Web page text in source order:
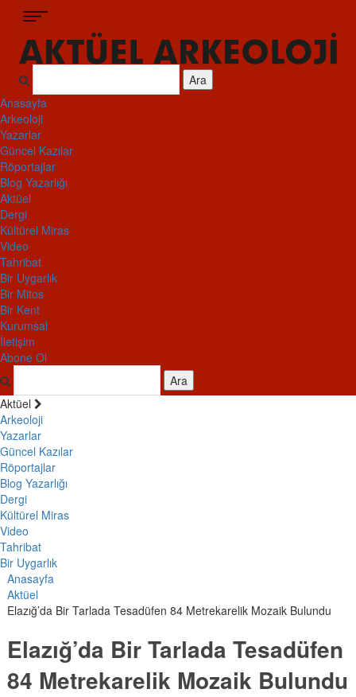
Ara
Anasayfa
Arkeoloji
Yazarlar
Güncel Kazılar
Röportajlar
Blog Yazarlığı
Aktüel
Dergi
Kültürel Miras
Video
Tahribat
Bir Uygarlık
Bir Mitos
Bir Kent
Kurumsal
İletişim
Abone Ol
Ara
Aktüel
Arkeoloji
Yazarlar
Güncel Kazılar
Röportajlar
Blog Yazarlığı
Dergi
Kültürel Miras
Video
Tahribat
Bir Uygarlık
Anasayfa
Aktüel
Elazığ’da Bir Tarlada Tesadüfen 84 Metrekarelik Mozaik Bulundu
Elazığ’da Bir Tarlada Tesadüfen
84 Metrekarelik Mozaik Bulundu